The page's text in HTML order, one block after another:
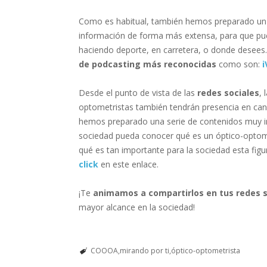
Como es habitual, también hemos preparado
información de forma más extensa, para que
haciendo deporte, en carretera, o donde
de podcasting más reconocidas como son:
Desde el punto de vista de las redes sociales,
optometristas también tendrán presencia en
hemos preparado una serie de contenidos
sociedad pueda conocer qué es un óptico-
qué es tan importante para la sociedad esta
click en este enlace.
¡Te animamos a compartirlos en tus redes
mayor alcance en la sociedad!
COOOA mirando por ti óptico-optometrista